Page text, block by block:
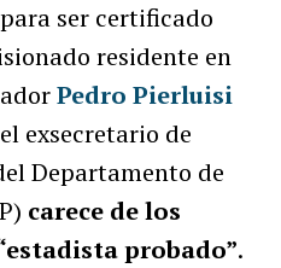
ser certificado
residente en
Pedro Pierluisi
exsecretario de
Departamento de
carece de los
probado”.